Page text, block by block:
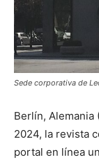
Sede corporativa de
Berlín, Alemania
2024, la revista
portal en línea